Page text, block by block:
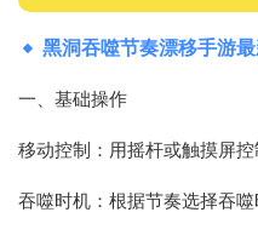
黑洞吞噬节奏漂移手游
一、基础操作
移动控制‌：用摇杆或触摸屏控
吞噬时机‌：根据节奏选择吞噬